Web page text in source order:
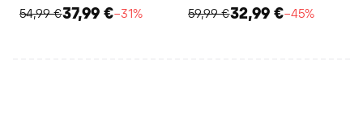
54,99 €37,99 €−31%
59,99 €32,99 €−45%